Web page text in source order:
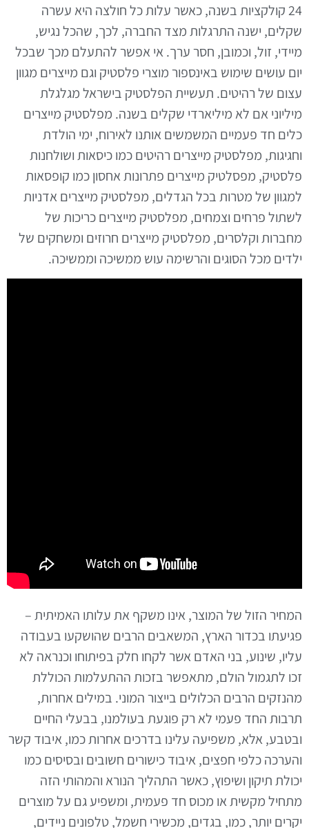
24 קולקציות בשנה, כאשר עלות כל חולצה היא עשרה
שקלים, ישנה התרגלות מצד החברה, לכך, שהכל נגיש,
מיידי, זול, וכמובן, חסר ערך. אי אפשר להתעלם מכך שבכל
יום עושים שימוש באינספור מוצרי פלסטיק וגם מייצרים מגוון
עצום של רהיטים. תעשיית הפלסטיק בישראל מגלגלת
מיליוני אם לא מיליארדי שקלים בשנה. מפלסטיק מייצרים
כלים חד פעמיים המשמשים אותנו לאירוח, ימי הולדת
וחגיגות, מפלסטיק מייצרים רהיטים כמו כיסאות ושולחנות
פלסטיק, מפסלטיק מייצרים פתרונות אחסון כמו קופסאות
למגוון של מטרות בכל הגדלים, מפלסטיק מייצרים אדניות
לשתול פרחים וצמחים, מפלסטיק מייצרים כריכות של
מחברות וקלסרים, מפלסטיק מייצרים חרוזים ומשחקים של
ילדים מכל הסוגים והרשימה עוש ממשיכה וממשיכה.
המחיר הזול של המוצר, אינו משקף את עלותו האמיתית –
פגיעתו בכדור הארץ, המשאבים הרבים שהושקעו בעבודה
עליו, שינוע, בני האדם אשר לקחו חלק בפיתוחו וכנראה לא
זכו לתגמול הולם, מתאפשר בזכות ההתעלמות הכוללת
מהנזקים הרבים הכלולים בייצור המוני. במילים אחרות,
תרבות החד פעמי לא רק פוגעת בעולמנו, בבעלי החיים
ובטבע, אלא, משפיעה עלינו בדרכים אחרות כמו, איבוד קשר
והערכה כלפי חפצים, איבוד כישורים חשובים ובסיסים כמו
יכולת תיקון ושיפוץ, כאשר התהליך הנורא והמהותי הזה
מתחיל מקשית או מכוס חד פעמית, ומשפיע גם על מוצרים
יקרים יותר, כמו, בגדים, מכשירי חשמל, טלפונים ניידים,